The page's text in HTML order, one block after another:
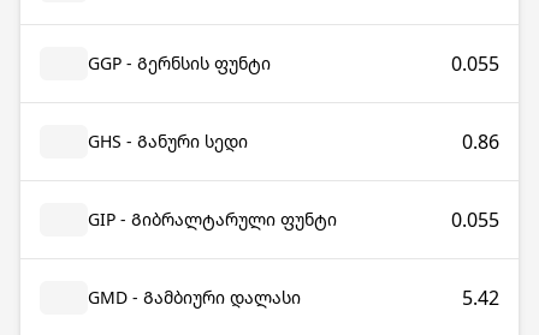
GGP - Გერნსის ფუნტი 0.055
GHS - Განური სედი 0.86
GIP - Გიბრალტარული ფუნტი 0.055
GMD - Გამბიური დალასი 5.42